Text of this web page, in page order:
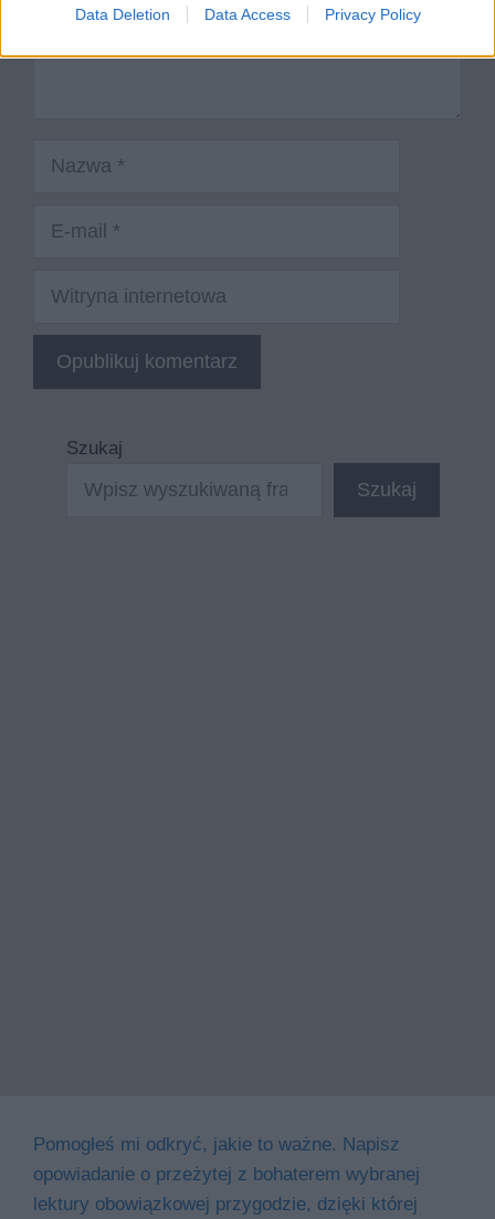
Data Deletion Data Access Privacy Policy
Nazwa
Witryna
Szukaj
Szukaj
Pomogłeś mi odkryć, jakie to ważne. Napisz
opowiadanie o przeżytej z bohaterem wybranej
lektury obowiązkowej przygodzie, dzięki której